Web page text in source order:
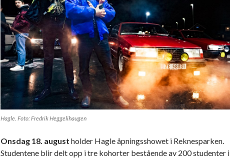
Hagle. Foto: Fredrik Heggelihaugen
Onsdag 18. august holder Hagle åpningsshowet i Reknesparken.
Studentene blir delt opp i tre kohorter bestående av 200 studenter i